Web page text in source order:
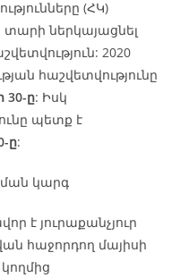
(ՀԿ)
տարի ներկայացնել
2020
հաշվետվությունը
30-ը: Իսկ
պետք է
ը:
կարգ
է յուրաքանչյուր
հաջորդող մայիսի